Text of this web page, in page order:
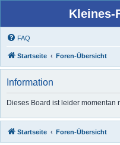
Kleines-
FAQ
Startseite Foren-Übersicht
Information
Dieses Board ist leider momentan
Startseite Foren-Übersicht